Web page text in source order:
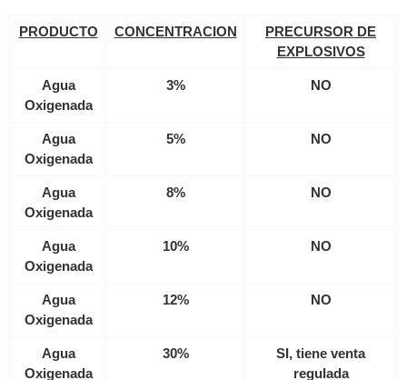
PRODUCTO CONCENTRACION
PRECURSOR DE
EXPLOSIVOS
Agua
Oxigenada
3% NO
Agua
Oxigenada
5% NO
Agua
Oxigenada
8% NO
Agua
Oxigenada
10% NO
Agua
Oxigenada
12% NO
Agua
Oxigenada
30%
SI, tiene venta
regulada